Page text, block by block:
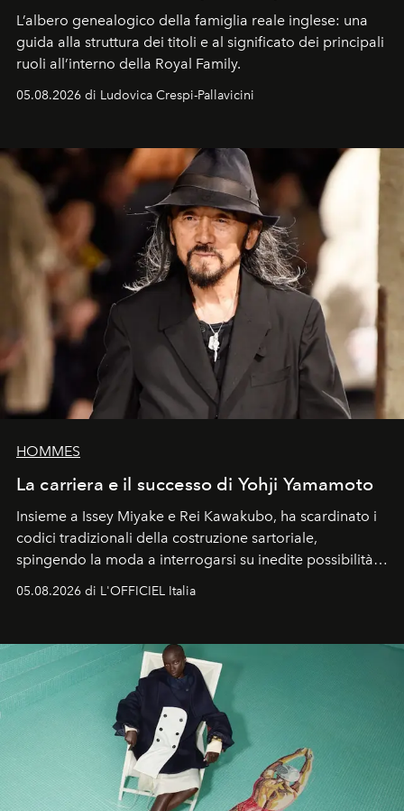
L’albero genealogico della famiglia reale inglese: una
guida alla struttura dei titoli e al significato dei principali
ruoli all’interno della Royal Family.
05.08.2026 di Ludovica Crespi-Pallavicini
HOMMES
La carriera e il successo di Yohji Yamamoto
Insieme a Issey Miyake e Rei Kawakubo, ha scardinato i
codici tradizionali della costruzione sartoriale,
spingendo la moda a interrogarsi su inedite possibilità
un’impronta indelebile nella storia della moda.
05.08.2026 di L'OFFICIEL Italia